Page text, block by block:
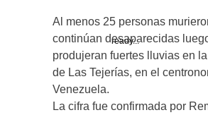
ready...
Al menos 25 personas
continúan desaparecidas
produjeran fuertes lluvias en
de Las Tejerías, en el
Venezuela.
La cifra fue confirmada por